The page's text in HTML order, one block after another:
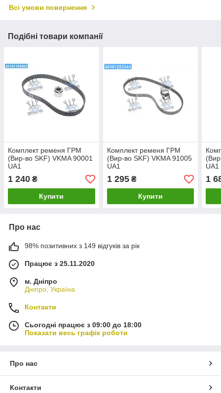
Всі умови повернення
Подібні товари компанії
Комплект ременя ГРМ
(Вир-во SKF) VKMA 90001
UA1
1 240 ₴
Купити
Комплект ременя ГРМ
(Вир-во SKF) VKMA 91005
UA1
1 295₴
Купити
UA1
1
Про нас
98% позитивних з 149 відгуків за рік
Працює з 25.11.2020
м. Дніпро
Дніпро, Україна
Контакти
Сьогодні працює з 09:00 до 18:00
Показати весь графік роботи
Про нас
Контакти